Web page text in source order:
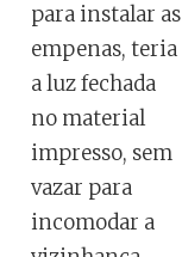
para instalar as
empenas, teria
a luz fechada
no material
impresso, sem
vazar para
incomodar a